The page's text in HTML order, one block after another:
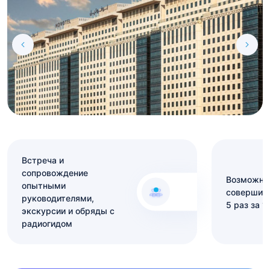
Встреча и
сопровождение
опытными
руководителями,
экскурсии и обряды с
радиогидом
5 раз за 1